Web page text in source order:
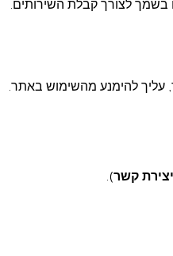
.
עליך להימנע מהשימוש באתר.
יצירת קשר )
.